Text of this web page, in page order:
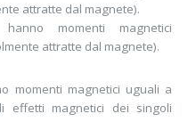
attratte dal magnete).
momenti magnetici
attratte dal magnete).
momenti magnetici uguali a
effetti magnetici dei singoli